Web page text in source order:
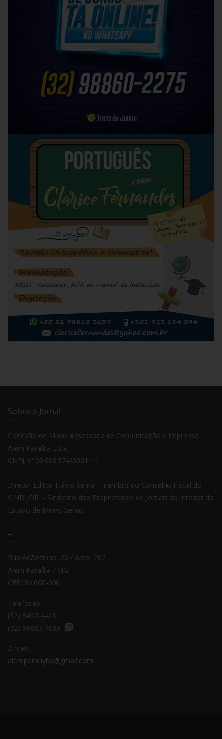
Sobre o Jornal
Conexão de Minas Assessoria de Comunicação e Imprensa
Além Paraíba Ltda.
CNPJ n° 09.608.574/0001-11
Diretor-Editor: Flávio Senra - membro do Conselho Fiscal do
SINDIJORI - Sindicato dos Proprietários de Jornais do Interior do
Estado de Minas Gerais
–
Rua Adãozinho, 20 / Apto. 202
Além Paraíba / MG
CEP: 36.660-000
Telefones:
(32) 3462-4410
(32) 98863-4099
E-mail:
alemparahyba@gmail.com